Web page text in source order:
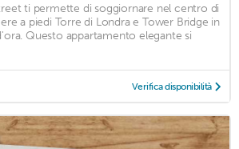
ti permette di soggiornare nel centro di
a piedi Torre di Londra e Tower Bridge in
Questo appartamento elegante si
Verifica disponibilità